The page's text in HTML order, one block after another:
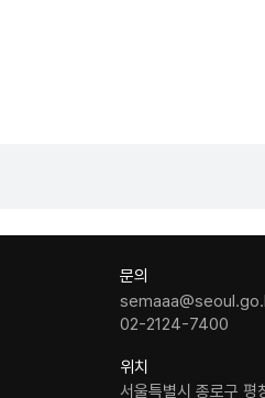
문의
02-2124-7400
위치
서울특별시 종로구 평